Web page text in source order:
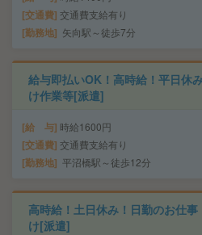
交通費 交通費支給有り
勤務地 矢向駅～徒歩7分
給与即払いOK！高時給！平日休
け作業等[派遣]
給 与 時給1600円
交通費 交通費支給有り
勤務地 平沼橋駅～徒歩12分
高時給！土日休み！日勤のお仕
け[派遣]